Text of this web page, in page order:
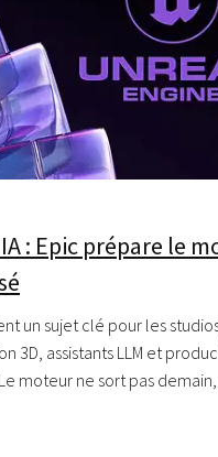
: Epic prépare le
un sujet clé pour les
3D, assistants LLM et
moteur ne sort pas demain,